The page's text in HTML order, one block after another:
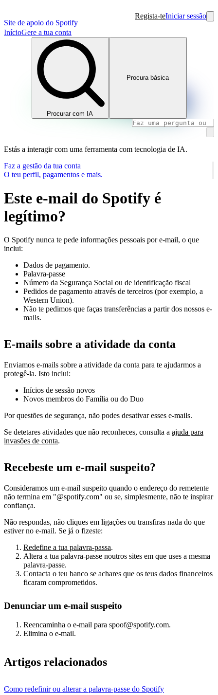
Site de apoio do Spotify
Regista-teIniciar sessão
InícioGere a tua conta
Procurar com IA
Procura básica
Estás a interagir com uma ferramenta com tecnologia de IA.
Faz a gestão da tua conta
O teu perfil, pagamentos e mais.
Este e-mail do Spotify é
legítimo?
O Spotify nunca te pede informações pessoais por e-mail, o que
inclui:
Dados de pagamento.
Palavra-passe
Número da Segurança Social ou de identificação fiscal
Pedidos de pagamento através de terceiros (por exemplo, a
Western Union).
Não te pedimos que faças transferências a partir dos nossos e-
mails.
E-mails sobre a atividade da conta
Enviamos e-mails sobre a atividade da conta para te ajudarmos a
protegê-la. Isto inclui:
Inícios de sessão novos
Novos membros do Família ou do Duo
Por questões de segurança, não podes desativar esses e-mails.
Se detetares atividades que não reconheces, consulta a ajuda para
invasões de conta.
Recebeste um e-mail suspeito?
Consideramos um e-mail suspeito quando o endereço do remetente
não termina em "@spotify.com" ou se, simplesmente, não te inspirar
confiança.
Não respondas, não cliques em ligações ou transfiras nada do que
estiver no e-mail. Se já o fizeste:
Redefine a tua palavra-passa.
Altera a tua palavra-passe noutros sites em que uses a mesma
palavra-passe.
Contacta o teu banco se achares que os teus dados financeiros
ficaram comprometidos.
Denunciar um e-mail suspeito
Reencaminha o e-mail para spoof@spotify.com.
Elimina o e-mail.
Artigos relacionados
Como redefinir ou alterar a palavra-passe do Spotify